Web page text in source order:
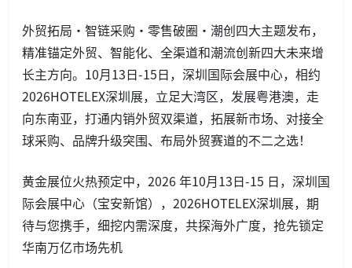
外贸拓局・智链采购・零售破圈・潮创四大主题发布，
精准锚定外贸、智能化、全渠道和潮流创新四大未来增
长主方向。10月13日-15日，深圳国际会展中心，相约
2026HOTELEX深圳展，立足大湾区，发展粤港澳，走
向东南亚，打通内销外贸双渠道，拓展新市场、对接全
球采购、品牌升级突围、布局外贸赛道的不二之选！
黄金展位火热预定中，2026 年10月13日-15 日，深圳国
际会展中心（宝安新馆），2026HOTELEX深圳展，期
待与您携手，细挖内需深度，共探海外广度，抢先锁定
华南万亿市场先机